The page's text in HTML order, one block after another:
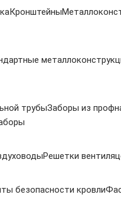
Кронштейны
трубыЗаборы из
Решетки
безопасности кровли